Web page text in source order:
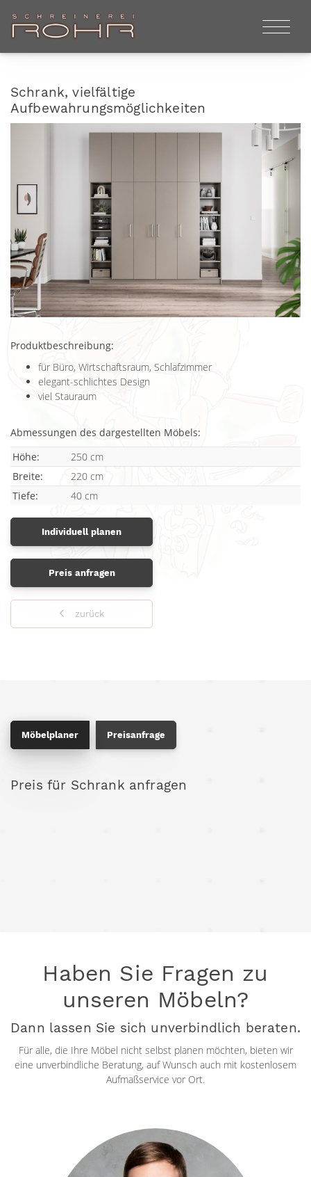
Schrank, vielfältige
Aufbewahrungsmöglichkeiten
Produktbeschreibung:
für Büro, Wirtschaftsraum, Schlafzimmer
elegant-schlichtes Design
viel Stauraum
Abmessungen des dargestellten Möbels:
Höhe:
250 cm
Breite:
220 cm
Tiefe:
40 cm
Individuell planen
Preis anfragen
zurück
Möbelplaner Preisanfrage
Preis für Schrank anfragen
Haben Sie Fragen zu
unseren Möbeln?
Dann lassen Sie sich unverbindlich beraten.
Für alle, die Ihre Möbel nicht selbst planen möchten, bieten wir
eine unverbindliche Beratung, auf Wunsch auch mit kostenlosem
Aufmaßservice vor Ort.